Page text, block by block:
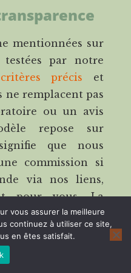
mentionnées sur
testées par notre
critères précis et
ne remplacent pas
ou un avis
repose sur
que nous
commission si
via nos liens,
pour vous. La
intégrante de
médical
vous assurer la meilleure
continuez à utiliser ce site,
en êtes satisfait.